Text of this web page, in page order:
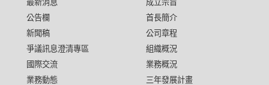
最新消息
公告欄
新聞稿
爭議訊息澄清專區
國際交流
業務動態
成立宗旨
首長簡介
公司章程
組織概況
業務概況
三年發展計畫